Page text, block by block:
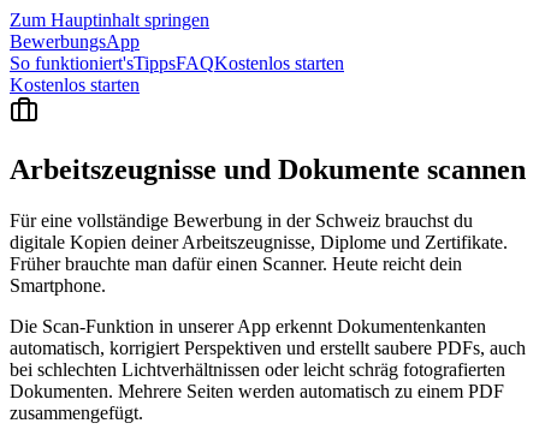
Zum Hauptinhalt springen
BewerbungsApp
So funktioniert'sTippsFAQKostenlos starten
Kostenlos starten
Arbeitszeugnisse und Dokumente scannen
Für eine vollständige Bewerbung in der Schweiz brauchst du
digitale Kopien deiner Arbeitszeugnisse, Diplome und Zertifikate.
Früher brauchte man dafür einen Scanner. Heute reicht dein
Smartphone.
Die Scan-Funktion in unserer App erkennt Dokumentenkanten
automatisch, korrigiert Perspektiven und erstellt saubere PDFs, auch
bei schlechten Lichtverhältnissen oder leicht schräg fotografierten
Dokumenten. Mehrere Seiten werden automatisch zu einem PDF
zusammengefügt.